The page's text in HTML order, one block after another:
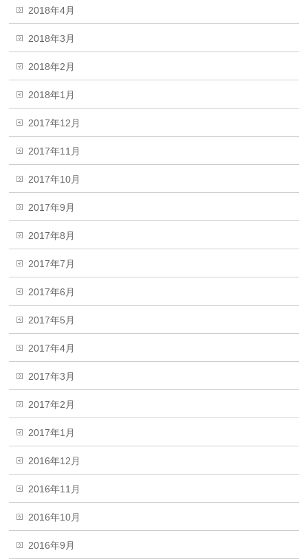
2018年4月
2018年3月
2018年2月
2018年1月
2017年12月
2017年11月
2017年10月
2017年9月
2017年8月
2017年7月
2017年6月
2017年5月
2017年4月
2017年3月
2017年2月
2017年1月
2016年12月
2016年11月
2016年10月
2016年9月